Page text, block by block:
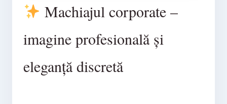
Machiajul corporate –
imagine profesională și
eleganță discretă